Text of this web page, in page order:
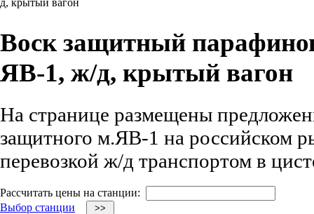
д, крытый вагон
Воск защитный
ЯВ-1, ж/д, крытый вагон
На странице размещены
защитного м.ЯВ-1 на российском
перевозкой ж/д транспортом в
Рассчитать цены на станции:
Выбор станции